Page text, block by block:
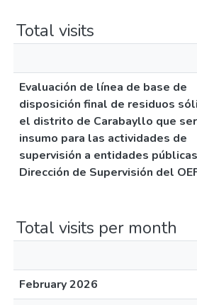
Total visits
Evaluación de línea de base de
disposición final de residuos
el distrito de Carabayllo que
insumo para las actividades de
supervisión a entidades
Dirección de Supervisión del
Total visits per month
February 2026